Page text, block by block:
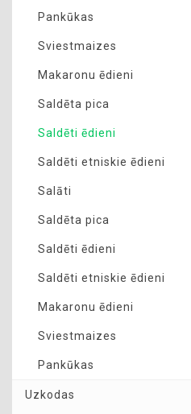
Pankūkas
Sviestmaizes
Makaronu ēdieni
Saldēta pica
Saldēti ēdieni
Saldēti etniskie ēdieni
Salāti
Saldēta pica
Saldēti ēdieni
Saldēti etniskie ēdieni
Makaronu ēdieni
Sviestmaizes
Pankūkas
Uzkodas